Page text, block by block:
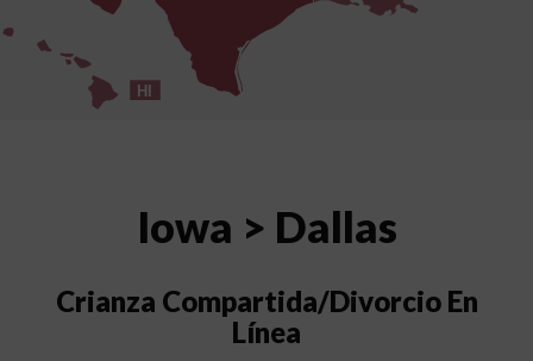
HI
Iowa > Dallas
Crianza Compartida/Divorcio En
Línea